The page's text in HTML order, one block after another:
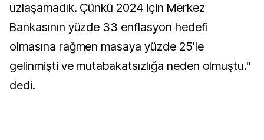
uzlaşamadık. Çünkü 2024 için Merkez
Bankasının yüzde 33 enflasyon hedefi
olmasına rağmen masaya yüzde 25'le
gelinmişti ve mutabakatsızlığa neden olmuştu."
dedi.